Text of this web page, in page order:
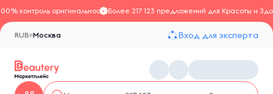
контроль оригинальностиБолее 217 123 предложений для Красоты и
Москва
RUB Вход для эксперта